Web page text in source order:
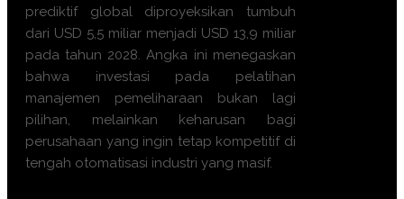
prediktif global diproyeksikan tumbuh
dari USD 5,5 miliar menjadi USD 13,9 miliar
pada tahun 2028. Angka ini menegaskan
bahwa investasi pada pelatihan
manajemen pemeliharaan bukan lagi
pilihan, melainkan keharusan bagi
perusahaan yang ingin tetap kompetitif di
tengah otomatisasi industri yang masif.